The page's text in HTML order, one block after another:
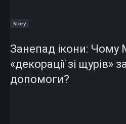
Story
Занепад ікони: Чому
«декорації зі щурів»
допомоги?